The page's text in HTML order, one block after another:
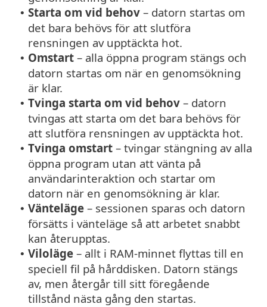
• Starta om vid behov – datorn startas om
det bara behövs för att slutföra
rensningen av upptäckta hot.
• Omstart – alla öppna program stängs och
datorn startas om när en genomsökning
är klar.
• Tvinga starta om vid behov – datorn
tvingas att starta om det bara behövs för
att slutföra rensningen av upptäckta hot.
• Tvinga omstart – tvingar stängning av alla
öppna program utan att vänta på
användarinteraktion och startar om
datorn när en genomsökning är klar.
• Vänteläge – sessionen sparas och datorn
försätts i vänteläge så att arbetet snabbt
kan återupptas.
• Viloläge – allt i RAM-minnet flyttas till en
speciell fil på hårddisken. Datorn stängs
av, men återgår till sitt föregående
tillstånd nästa gång den startas.